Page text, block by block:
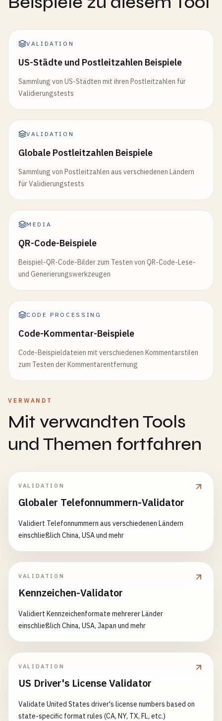
VALIDATION
US-Städte und Postleitzahlen Beispiele
Sammlung von US-Städten mit ihren Postleitzahlen für
Validierungstests
VALIDATION
Globale Postleitzahlen Beispiele
Sammlung von Postleitzahlen aus verschiedenen Ländern
für Validierungstests
MEDIA
QR-Code-Beispiele
Beispiel-QR-Code-Bilder zum Testen von QR-Code-Lese-
und Generierungswerkzeugen
CODE PROCESSING
Code-Kommentar-Beispiele
Code-Beispieldateien mit verschiedenen Kommentarstilen
zum Testen der Kommentarentfernung
VERWANDT
Mit verwandten Tools
und Themen fortfahren
VALIDATION
Globaler Telefonnummern-Validator
Validiert Telefonnummern aus verschiedenen Ländern
einschließlich China, USA und mehr
VALIDATION
Kennzeichen-Validator
Validiert Kennzeichenformate mehrerer Länder
einschließlich China, USA, Japan und mehr
VALIDATION
US Driver's License Validator
Validate United States driver's license numbers based on
state-specific format rules (CA, NY, TX, FL, etc.)